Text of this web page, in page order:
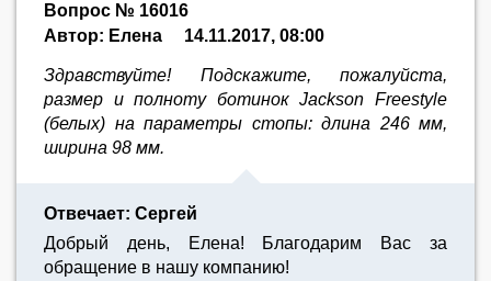
Вопрос № 16016
Автор: Елена
14.11.2017, 08:00
Здравствуйте! Подскажите, пожалуйста,
размер и полноту ботинок Jackson Freestyle
(белых) на параметры стопы: длина 246 мм,
ширина 98 мм.
Отвечает: Сергей
Добрый день, Елена! Благодарим Вас за
обращение в нашу компанию!